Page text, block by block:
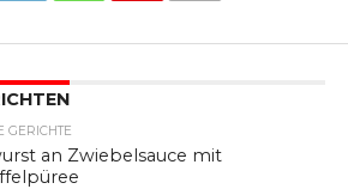
GERICHTE
an Zwiebelsauce mit